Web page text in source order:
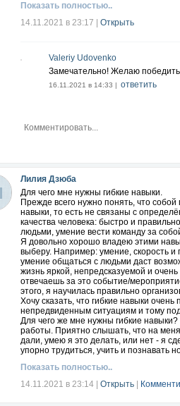
Показать полностью..
14.11.2021 в 23:17
Открыть
Valeriy Udovenko
Замечательно! Желаю победить
16.11.2021 в 14:33 | ответить
Лилия Дзюба
Для чего мне нужны гибкие навыки.
Прежде всего нужно понять, что
навыки, то есть не связаны с
качества человека: быстро и
людьми, умение вести команду за
Я довольно хорошо владею этими
выберу. Например: умение, скорость
умение общаться с людьми даст
жизнь яркой, непредсказуемой и
отвечаешь за это событие/
этого, я научилась правильно
Хочу сказать, что гибкие навыки
непредвиденным ситуациям и тому
Для чего же мне нужны гибкие
работы. Приятно слышать, что на
дали, умею я это делать, или нет - я
упорно трудиться, учить и познавать
Показать полностью..
14.11.2021 в 23:14
Открыть